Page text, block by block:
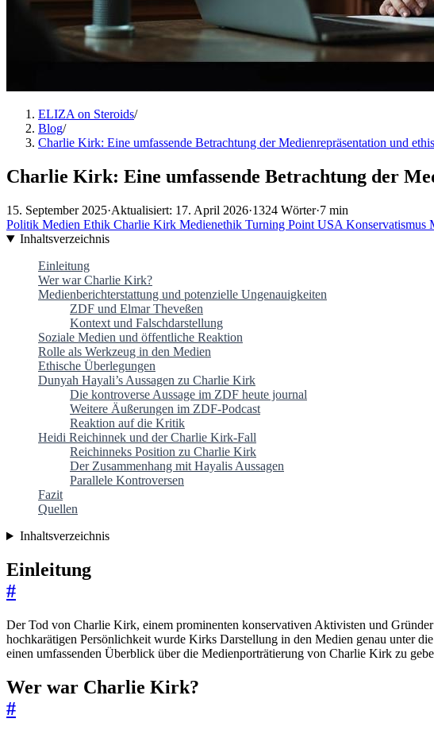
ELIZA on Steroids/
Blog/
Charlie Kirk: Eine umfassende Betrachtung der Medienrepräsentation und
Charlie Kirk: Eine umfassende Betrachtung der
15. September 2025·Aktualisiert: 17. April 2026·1324 Wörter·7 min
Politik Medien Ethik Charlie Kirk Medienethik Turning Point USA Konservatismus
Inhaltsverzeichnis
Einleitung
Wer war Charlie Kirk?
Medienberichterstattung und potenzielle Ungenauigkeiten
ZDF und Elmar Theveßen
Kontext und Falschdarstellung
Soziale Medien und öffentliche Reaktion
Rolle als Werkzeug in den Medien
Ethische Überlegungen
Dunyah Hayali’s Aussagen zu Charlie Kirk
Die kontroverse Aussage im ZDF heute journal
Weitere Äußerungen im ZDF-Podcast
Reaktion auf die Kritik
Heidi Reichinnek und der Charlie Kirk-Fall
Reichinneks Position zu Charlie Kirk
Der Zusammenhang mit Hayalis Aussagen
Parallele Kontroversen
Fazit
Quellen
Inhaltsverzeichnis
Einleitung
#
Der Tod von Charlie Kirk, einem prominenten konservativen Aktivisten und
hochkarätigen Persönlichkeit wurde Kirks Darstellung in den Medien genau unter
einen umfassenden Überblick über die Medienporträtierung von Charlie Kirk zu
Wer war Charlie Kirk?
#